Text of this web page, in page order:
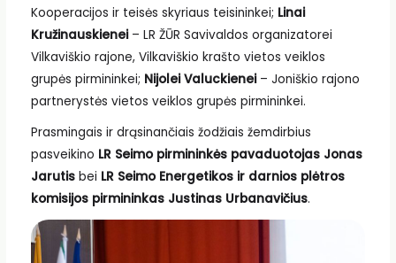
Kooperacijos ir teisės skyriaus teisininkei; Linai
Kružinauskienei – LR ŽŪR Savivaldos organizatorei
Vilkaviškio rajone, Vilkaviškio krašto vietos veiklos
grupės pirmininkei; Nijolei Valuckienei– Joniškio rajono
partnerystės vietos veiklos grupės pirmininkei.
Prasmingais ir drąsinančiais žodžiais žemdirbius
pasveikino LR Seimo pirmininkės pavaduotojas Jonas
Jarutisbei LR Seimo Energetikos ir darnios plėtros
komisijos pirmininkas Justinas Urbanavičius.